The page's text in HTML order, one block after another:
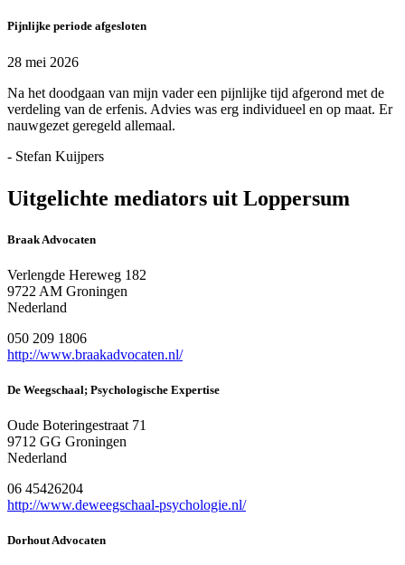
Pijnlijke periode afgesloten
28 mei 2026
Na het doodgaan van mijn vader een pijnlijke tijd afgerond met de
verdeling van de erfenis. Advies was erg individueel en op maat. Er
nauwgezet geregeld allemaal.
- Stefan Kuijpers
Uitgelichte mediators uit Loppersum
Braak Advocaten
Verlengde Hereweg 182
9722 AM Groningen
Nederland
050 209 1806
http://www.braakadvocaten.nl/
De Weegschaal; Psychologische Expertise
Oude Boteringestraat 71
9712 GG Groningen
Nederland
06 45426204
http://www.deweegschaal-psychologie.nl/
Dorhout Advocaten